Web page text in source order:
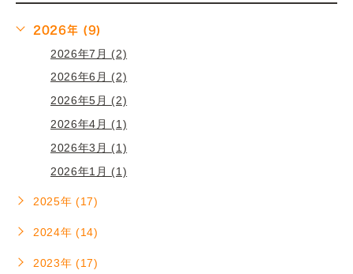
2026年 (9)
2026年7月 (2)
2026年6月 (2)
2026年5月 (2)
2026年4月 (1)
2026年3月 (1)
2026年1月 (1)
2025年 (17)
2024年 (14)
2023年 (17)